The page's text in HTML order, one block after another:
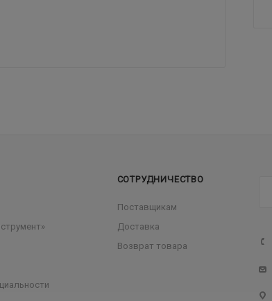
СОТРУДНИЧЕСТВО
Поставщикам
Доставка
Возврат товара